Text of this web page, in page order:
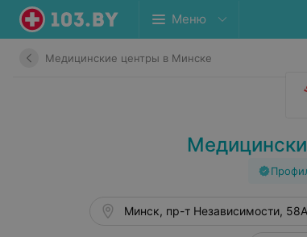
Меню
Медицинские центры в Минске
Минск, пр-т Независимости, 58А